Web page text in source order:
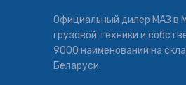
Официальный дилер МАЗ в
грузовой техники и
9000 наименований на
Беларуси.